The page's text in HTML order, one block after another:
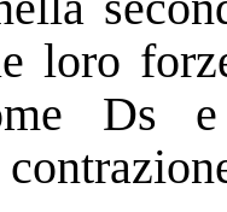
loro
Ds e